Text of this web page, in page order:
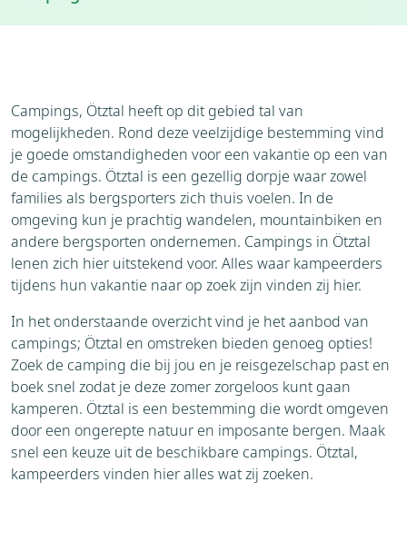
Brochure
Bezienswaardigheden
Omgeving
Campings, Ötztal heeft op dit gebied tal van
mogelijkheden. Rond deze veelzijdige bestemming vind
je goede omstandigheden voor een vakantie op een van
de campings. Ötztal is een gezellig dorpje waar zowel
families als bergsporters zich thuis voelen. In de
omgeving kun je prachtig wandelen, mountainbiken en
andere bergsporten ondernemen. Campings in Ötztal
lenen zich hier uitstekend voor. Alles waar kampeerders
tijdens hun vakantie naar op zoek zijn vinden zij hier.
In het onderstaande overzicht vind je het aanbod van
campings; Ötztal en omstreken bieden genoeg opties!
Zoek de camping die bij jou en je reisgezelschap past en
boek snel zodat je deze zomer zorgeloos kunt gaan
kamperen. Ötztal is een bestemming die wordt omgeven
door een ongerepte natuur en imposante bergen. Maak
snel een keuze uit de beschikbare campings. Ötztal,
kampeerders vinden hier alles wat zij zoeken.